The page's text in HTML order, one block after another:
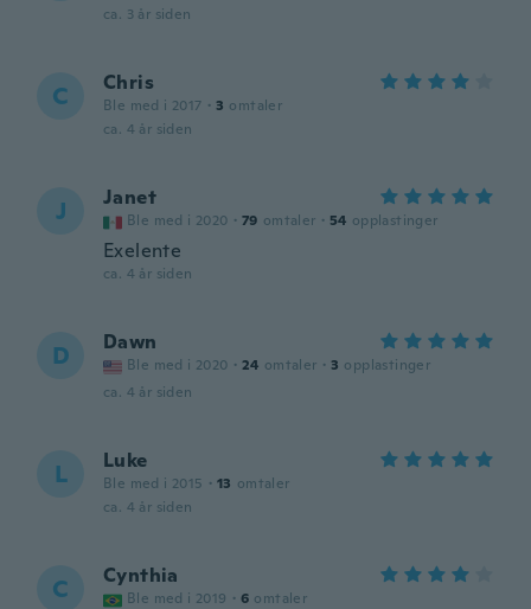
ca. 3 år siden
C Chris
Ble med i 2017 · 3 omtaler
ca. 4 år siden
J Janet
Ble med i 2020 · 79 omtaler · 54 opplastinger
Exelente
ca. 4 år siden
D Dawn
Ble med i 2020 · 24 omtaler · 3 opplastinger
ca. 4 år siden
L Luke
Ble med i 2015 · 13 omtaler
ca. 4 år siden
C Cynthia
Ble med i 2019 · 6 omtaler